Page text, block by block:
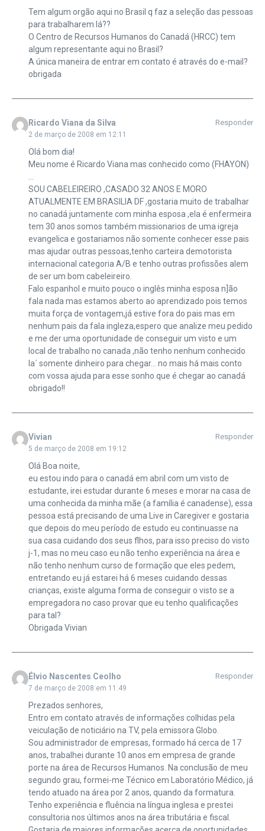
Tem algum orgão aqui no Brasil q faz a seleção das pessoas
para trabalharem lá??
O Centro de Recursos Humanos do Canadá (HRCC) tem
algum representante aqui no Brasil?
A única maneira de entrar em contato é através do e-mail?
obrigada
Ricardo Viana da Silva
2 de março de 2008 em 12:11
Responder
Olá bom dia!
Meu nome é Ricardo Viana mas conhecido como (FHAYON)
…
SOU CABELEIREIRO ,CASADO 32 ANOS E MORO
ATUALMENTE EM BRASILIA DF ,gostaria muito de trabalhar
no canadá juntamente com minha esposa ,ela é enfermeira
tem 30 anos somos também missionarios de uma igreja
evangelica e gostariamos não somente conhecer esse pais
mas ajudar outras pessoas,tenho carteira demotorista
internacional categoria A/B e tenho outras profissões alem
de ser um bom cabeleireiro.
Falo espanhol e muito pouco o inglês minha esposa n]ão
fala nada mas estamos aberto ao aprendizado pois temos
muita força de vontagem,já estive fora do pais mas em
nenhum pais da fala ingleza,espero que analize meu pedido
e me der uma oportunidade de conseguir um visto e um
local de trabalho no canada ,não tenho nenhum conhecido
la´ somente dinheiro para chegar… no mais há mais conto
com vossa ajuda para esse sonho que é chegar ao canadá
obrigado!!
Vivian
5 de março de 2008 em 19:12
Responder
Olá Boa noite,
eu estou indo para o canadá em abril com um visto de
estudante, irei estudar durante 6 meses e morar na casa de
uma conhecida da minha mãe (a família é canadense), essa
pessoa está precisando de uma Live in Caregiver e gostaria
que depois do meu período de estudo eu continuasse na
sua casa cuidando dos seus flhos, para isso preciso do visto
j-1, mas no meu caso eu não tenho experiência na área e
não tenho nenhum curso de formação que eles pedem,
entretando eu já estarei há 6 meses cuidando dessas
crianças, existe alguma forma de conseguir o visto se a
empregadora no caso provar que eu tenho qualificações
para tal?
Obrigada Vivian
Élvio Nascentes Ceolho
7 de março de 2008 em 11:49
Responder
Prezados senhores,
Entro em contato através de informações colhidas pela
veiculação de noticiário na TV, pela emissora Globo.
Sou administrador de empresas, formado há cerca de 17
anos, trabalhei durante 10 anos em empresa de grande
porte na área de Recursos Humanos. Na conclusão de meu
segundo grau, formei-me Técnico em Laboratório Médico, já
tendo atuado na área por 2 anos, quando da formatura.
Tenho experiência e fluência na língua inglesa e prestei
consultoria nos últimos anos na área tributária e fiscal.